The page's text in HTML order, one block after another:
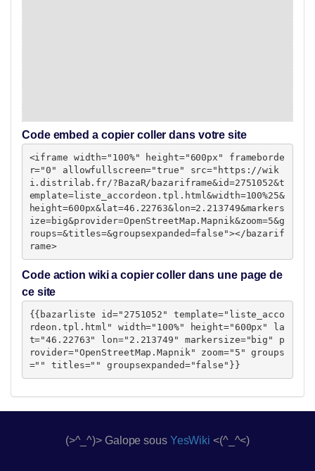
Code embed a copier coller dans votre site
<iframe width="100%" height="600px" frameborde
r="0" allowfullscreen="true" src="https://wik
i.distrilab.fr/?BazaR/bazariframe&id=2751052&t
emplate=liste_accordeon.tpl.html&width=100%25&
height=600px&lat=46.22763&lon=2.213749&markers
ize=big&provider=OpenStreetMap.Mapnik&zoom=5&g
roups=&titles=&groupsexpanded=false"></bazarif
rame>
Code action wiki a copier coller dans une page de
ce site
{{bazarliste id="2751052" template="liste_acco
rdeon.tpl.html" width="100%" height="600px" la
t="46.22763" lon="2.213749" markersize="big" p
rovider="OpenStreetMap.Mapnik" zoom="5" groups
="" titles="" groupsexpanded="false"}}
(>^_^)> Galope sous YesWiki <(^_^<)